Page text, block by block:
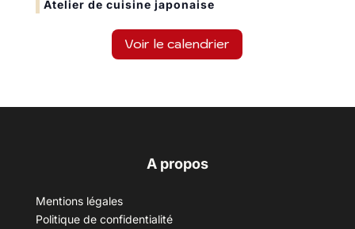
Atelier de cuisine japonaise
Voir le calendrier
A propos
Mentions légales
Politique de confidentialité